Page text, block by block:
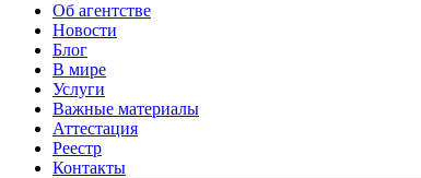
Об агентстве
Новости
Блог
В мире
Услуги
Важные материалы
Аттестация
Реестр
Контакты